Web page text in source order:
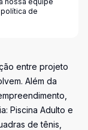
política de
entre projeto
Além da
Piscina Adulto e
de tênis,